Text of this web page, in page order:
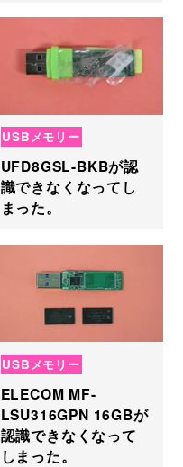
USBメモリー
UFD8GSL-BKBが認
識できなくなってし
まった。
USBメモリー
ELECOM MF-
LSU316GPN 16GBが
認識できなくなって
しまった。